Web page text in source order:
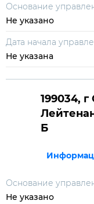
Основание
Не указано
Дата начала
Не указана
199034,
Б
Основание
Не указано